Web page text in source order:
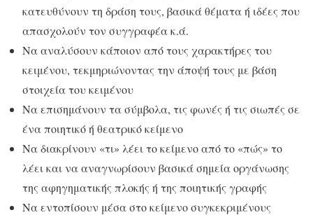
κατευθύνουν τη δράση τους, βασικά θέματα ή ιδέες που
απασχολούν τον συγγραφέα κ.ά.
Να αναλύσουν κάποιον από τους χαρακτήρες του
κειμένου, τεκμηριώνοντας την άποψή τους με βάση
στοιχεία του κειμένου
Να επισημάνουν τα σύμβολα, τις φωνές ή τις σιωπές σε
ένα ποιητικό ή θεατρικό κείμενο
Να διακρίνουν «τι» λέει το κείμενο από το «πώς» το
λέει και να αναγνωρίσουν βασικά σημεία οργάνωσης
της αφηγηματικής πλοκής ή της ποιητικής γραφής
Να εντοπίσουν μέσα στο κείμενο συγκεκριμένους